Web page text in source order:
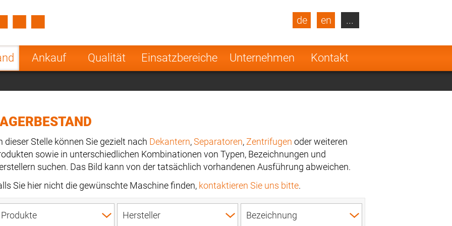
Ankauf Qualität Einsatzbereiche Unternehmen Kontakt
de en
Turkey
Poland Norway
Netherlands
India
...
dieser Stelle können Sie gezielt nach Dekantern,Separatoren, Zentrifugen oder weiteren
sowie in unterschiedlichen Kombinationen von Typen, Bezeichnungen und
suchen. Das Bild kann von der tatsächlich vorhandenen Ausführung abweichen.
Sie hier nicht die gewünschte Maschine finden, kontaktieren Sie uns bitte.